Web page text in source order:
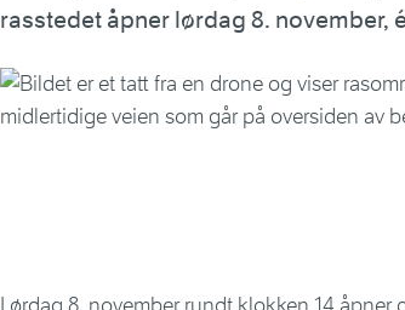
rasstedet åpner lørdag 8. november,